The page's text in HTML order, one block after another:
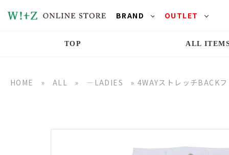
BRAND OUTLET
TOP ALL
HOME » ALL » ―LADIES » 4WAYストレッチBACK